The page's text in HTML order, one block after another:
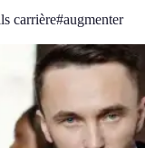
carrière#augmenter